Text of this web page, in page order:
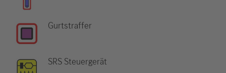
Gurtstraffer
SRS Steuergerät